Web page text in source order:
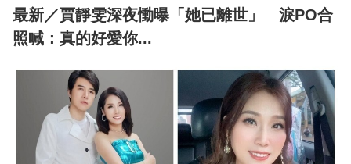
最新／賈靜雯深夜慟曝「她已離世」 淚PO合
照喊：真的好愛你...